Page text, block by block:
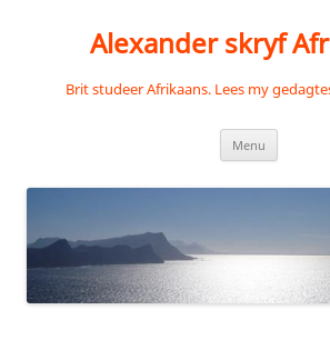
Alexander skryf
Brit studeer Afrikaans. Lees my
Menu